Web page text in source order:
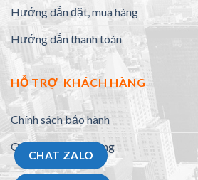
Hướng dẫn đặt, mua hàng
Hướng dẫn thanh toán
HỖ TRỢ KHÁCH HÀNG
Chính sách bảo hành
Quy định đổi trả hàng
CHAT ZALO